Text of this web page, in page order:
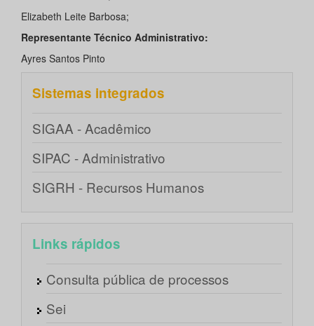
Elizabeth Leite Barbosa;
Representante Técnico Administrativo:
Ayres Santos Pinto
Sistemas integrados
SIGAA - Acadêmico
SIPAC - Administrativo
SIGRH - Recursos Humanos
Links rápidos
Consulta pública de processos
Sei